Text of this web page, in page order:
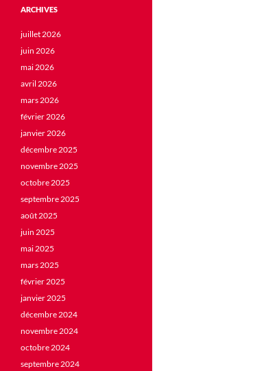
ARCHIVES
juillet 2026
juin 2026
mai 2026
avril 2026
mars 2026
février 2026
janvier 2026
décembre 2025
novembre 2025
octobre 2025
septembre 2025
août 2025
juin 2025
mai 2025
mars 2025
février 2025
janvier 2025
décembre 2024
novembre 2024
octobre 2024
septembre 2024